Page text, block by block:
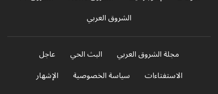
الشروق العربي
مجلة الشروق العربي البث الحي
عاجل
الاستفتاءات
سياسة الخصوصية الإشهار